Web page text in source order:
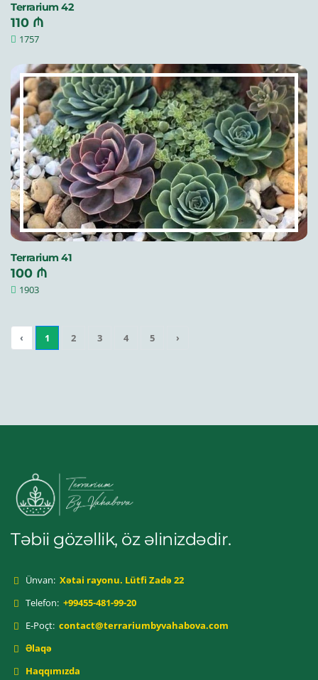
Terrarium 42
110 ₼
1757
Terrarium 41
100 ₼
1903
‹ 1 2 3 4 5 ›
Təbii gözəllik, öz əlinizdədir.
Ünvan: Xətai rayonu. Lütfi Zadə 22
Telefon: +99455-481-99-20
E-Poçt: contact@terrariumbyvahabova.com
Əlaqə
Haqqımızda